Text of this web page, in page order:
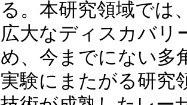
る。本研究領域では
広大なディスカバリ
め、今までにない多
実験にまたがる研究